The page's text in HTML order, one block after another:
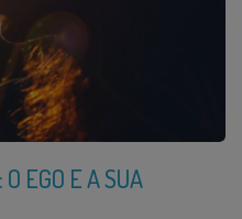
EGO E A SUA